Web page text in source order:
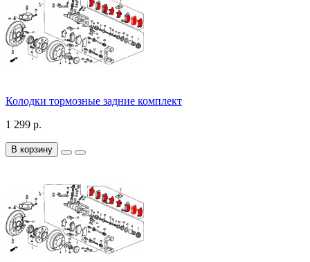
Колодки тормозные задние комплект
1 299 р.
В корзину